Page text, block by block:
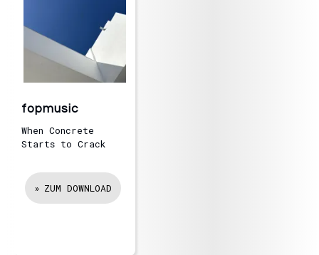
fopmusic
When Concrete
Starts to Crack
ZUM DOWNLOAD